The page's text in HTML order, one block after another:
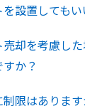
設置してもい
却を考慮し
か？
限はあります